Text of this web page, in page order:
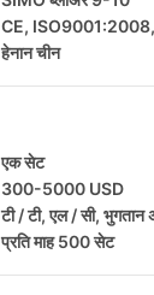
CE,
हेनान चीन
एक सेट
300-5000 USD
टी / टी, एल / सी, भुगतान
प्रति माह 500 सेट